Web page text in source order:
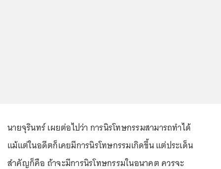
นายจุรินทร์ เผยต่อไปว่า การนิรโทษกรรมสามารถทำได้
แม้แต่ในอดีตก็เคยมีการนิรโทษกรรมเกิดขึ้น แต่ประเด็น
สำคัญก็คือ ถ้าจะมีการนิรโทษกรรมในอนาคต ควรจะ